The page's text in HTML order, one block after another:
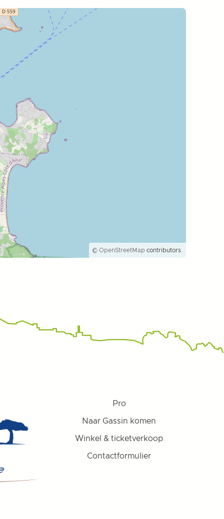
© OpenStreetMap contributors.
Pro
Naar Gassin komen
Winkel & ticketverkoop
Contactformulier